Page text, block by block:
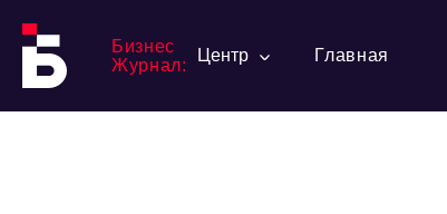
Бизнес
Журнал:
Центр Главная